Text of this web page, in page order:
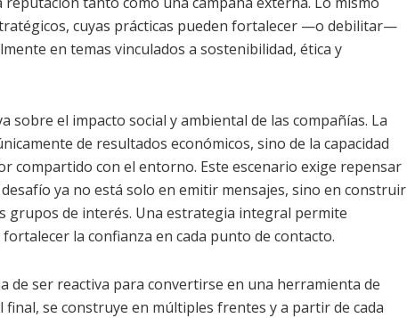
cuyas prácticas pueden fortalecer —o debilitar—
en temas vinculados a sostenibilidad, ética y
sobre el impacto social y ambiental de las compañías. La
de resultados económicos, sino de la capacidad
compartido con el entorno. Este escenario exige repensar
ya no está solo en emitir mensajes, sino en construir
grupos de interés. Una estrategia integral permite
la confianza en cada punto de contacto.
de ser reactiva para convertirse en una herramienta de
se construye en múltiples frentes y a partir de cada